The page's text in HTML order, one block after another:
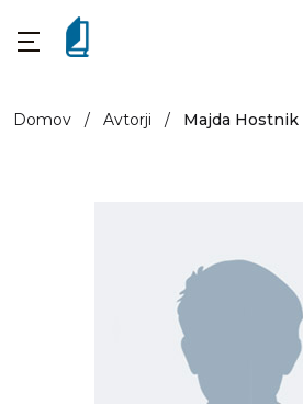
Domov / Avtorji / Majda Hostnik